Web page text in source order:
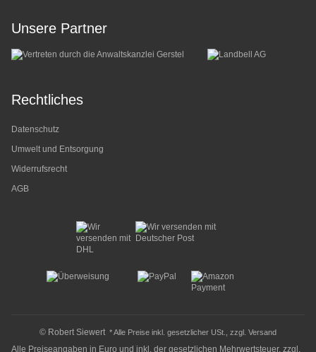
Unsere Partner
Rechtliches
Datenschutz
Umwelt und Entsorgung
Widerrufsrecht
AGB
© Robert Siewert * Alle Preise inkl. gesetzlicher USt., zzgl. Versand
Alle Preiseangaben in Euro und inkl. der gesetzlichen Mehrwertsteuer, zzgl.